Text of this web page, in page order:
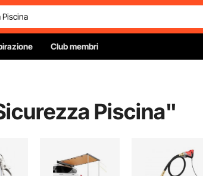
Club membri
Piscina"